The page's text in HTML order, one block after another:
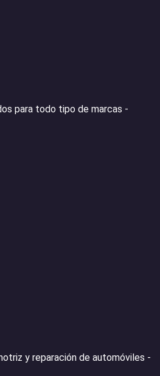
​​para todo tipo de marcas -
y reparación de automóviles -